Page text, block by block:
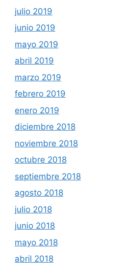
julio 2019
junio 2019
mayo 2019
abril 2019
marzo 2019
febrero 2019
enero 2019
diciembre 2018
noviembre 2018
octubre 2018
septiembre 2018
agosto 2018
julio 2018
junio 2018
mayo 2018
abril 2018